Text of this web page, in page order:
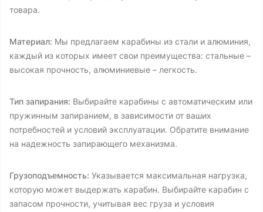
товара.
Материал: Мы предлагаем карабины из стали и алюминия,
каждый из которых имеет свои преимущества: стальные –
высокая прочность, алюминиевые – легкость.
Тип запирания: Выбирайте карабины с автоматическим или
пружинным запиранием, в зависимости от ваших
потребностей и условий эксплуатации. Обратите внимание
на надежность запирающего механизма.
Грузоподъемность: Указывается максимальная нагрузка,
которую может выдержать карабин. Выбирайте карабин с
запасом прочности, учитывая вес груза и условия